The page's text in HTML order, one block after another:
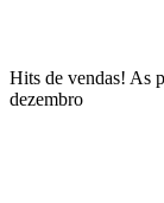
Hits de vendas! As
dezembro